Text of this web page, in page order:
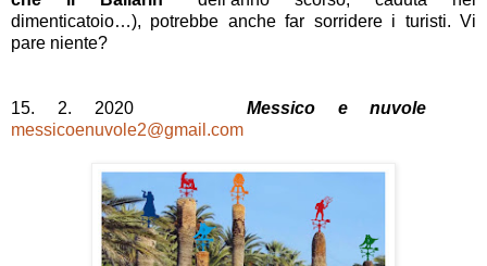
dimenticatoio…), potrebbe anche far sorridere i turisti. Vi
pare niente?
15. 2. 2020
Messico e nuvole
messicoenuvole2@gmail.com